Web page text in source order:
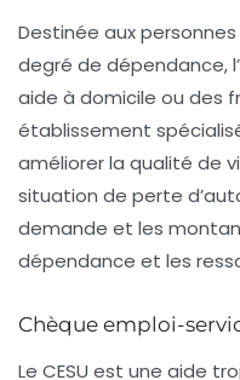
Destinée aux
degré de dépendance, l’
aide à domicile ou des
établissement
améliorer la qualité de
situation de perte
demande et les
dépendance et les
Chèque emploi-
Le CESU est une aide